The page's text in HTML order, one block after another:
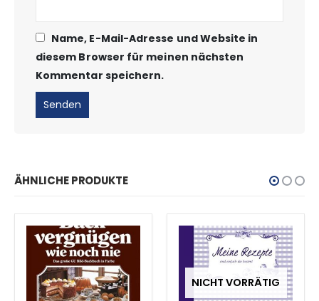
Name, E-Mail-Adresse und Website in
diesem Browser für meinen nächsten
Kommentar speichern.
ÄHNLICHE PRODUKTE
NICHT VORRÄTIG